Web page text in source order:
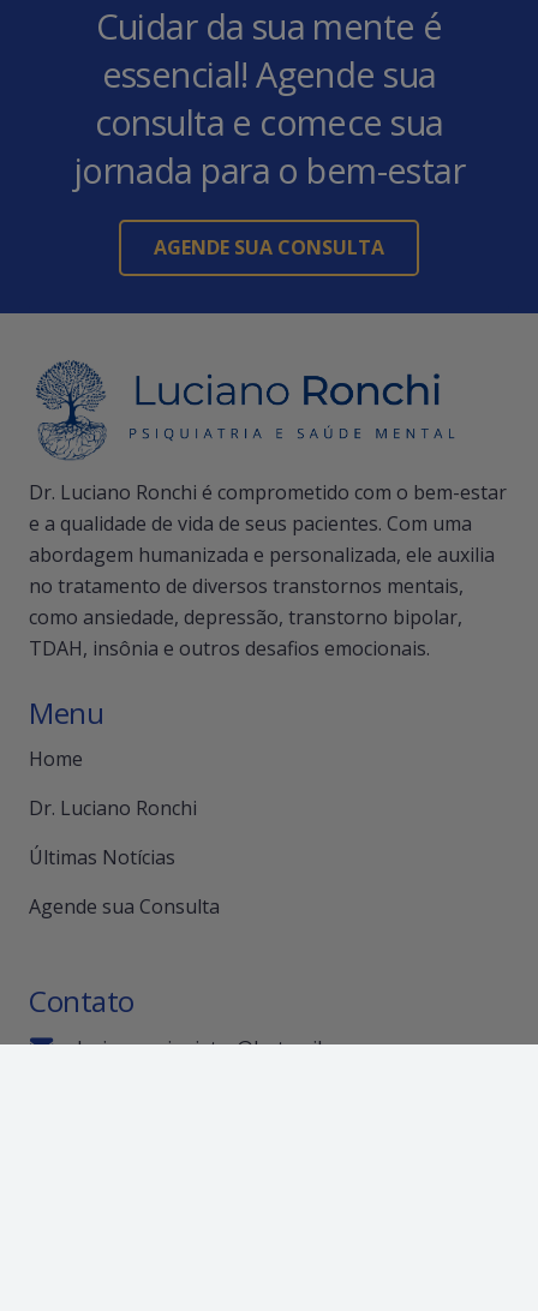
Cuidar da sua mente é
essencial! Agende sua
consulta e comece sua
jornada para o bem-estar
AGENDE SUA CONSULTA
Dr. Luciano Ronchi é comprometido com o bem-estar
e a qualidade de vida de seus pacientes. Com uma
abordagem humanizada e personalizada, ele auxilia
no tratamento de diversos transtornos mentais,
como ansiedade, depressão, transtorno bipolar,
TDAH, insônia e outros desafios emocionais.
Menu
Home
Dr. Luciano Ronchi
Últimas Notícias
Agende sua Consulta
Contato
luciano.psiquiatra@hotmail.com